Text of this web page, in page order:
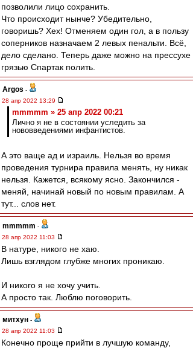
позволили лицо сохранить.
Что происходит нынче? Убедительно,
говоришь? Хех! Отменяем один гол, а в пользу
соперников назначаем 2 левых пенальти. Всё,
дело сделано. Теперь даже можно на прессухе
грязью Спартак полить.
Argos -
28 апр 2022 13:29
mmmmm » 25 апр 2022 00:21
Лично я не в состоянии уследить за
нововведениями инфантистов.
А это ваще ад и израиль. Нельзя во время
проведения турнира правила менять, ну никак
нельзя. Кажется, всякому ясно. Закончился -
меняй, начинай новый по новым правилам. А
тут... слов нет.
mmmmm -
28 апр 2022 11:03
В натуре, никого не хаю.
Лишь взглядом глубже многих проникаю.
И никого я не хочу учить.
А просто так. Люблю поговорить.
митхун -
28 апр 2022 11:03
Конечно проще прийти в лучшую команду,